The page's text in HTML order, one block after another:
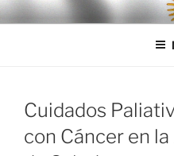
Ir
al
LEGISALUD
Cuidados
con Cáncer en